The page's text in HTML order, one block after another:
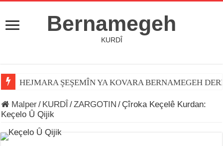
Bernamegeh
KURDÎ
HEJMARA ŞEŞEMÎN YA KOVARA BERNAMEGEH
Malper/ KURDÎ /ZARGOTIN / Çîroka Keçelê Kurdan:
Keçelo Û Qijik